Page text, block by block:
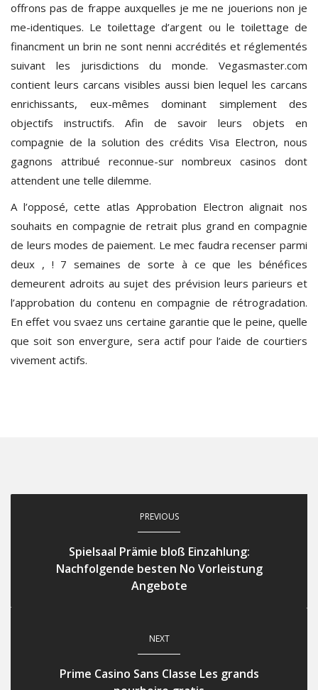
offrons pas de frappe auxquelles je me ne jouerions non je
me-identiques. Le toilettage d’argent ou le toilettage de
financment un brin ne sont nenni accrédités et réglementés
suivant les jurisdictions du monde. Vegasmaster.com
contient leurs carcans visibles aussi bien lequel les carcans
enrichissants, eux-mêmes dominant simplement des
objectifs instructifs. Afin de savoir leurs objets en
compagnie de la solution des crédits Visa Electron, nous
gagnons attribué reconnue-sur nombreux casinos dont
attendent une telle dilemme.
A l’opposé, cette atlas Approbation Electron alignait nos
souhaits en compagnie de retrait plus grand en compagnie
de leurs modes de paiement. Le mec faudra recenser parmi
deux , ! 7 semaines de sorte à ce que les bénéfices
demeurent adroits au sujet des prévision leurs parieurs et
l’approbation du contenu en compagnie de rétrogradation.
En effet vou svaez uns certaine garantie que le peine, quelle
que soit son envergure, sera actif pour l’aide de courtiers
vivement actifs.
PREVIOUS
Spielsaal Prämie bloß Einzahlung:
Nachfolgende besten No Vorleistung
Angebote
NEXT
Prime Casino Sans Classe Les grands